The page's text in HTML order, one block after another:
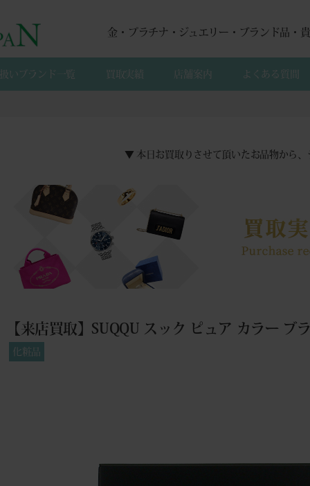
金・プラチナ・ジュエリー・ブランド品・
いブランド一覧 買取実績 店舗案内 よくある質間
▼ 本日お買取りさせて頂いたお品物から
【来店買取】SUQQU スック ピュア カラー ブ
化粧品